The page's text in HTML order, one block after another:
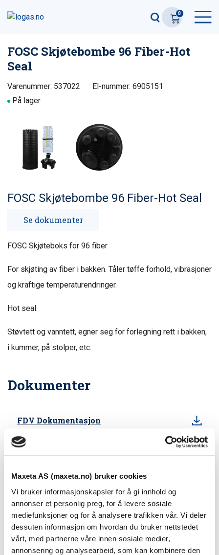
Maxeta AS (maxeta.no) bruker cookies
Vi bruker informasjonskapsler for å gi innhold og
annonser et personlig preg, for å levere sosiale
mediefunksjoner og for å analysere trafikken vår. Vi deler
dessuten informasjon om hvordan du bruker nettstedet
vårt, med partnerne våre innen sosiale medier,
annonsering og analysearbeid, som kan kombinere den
0
FOSC Skjøtebombe 96 Fiber-Hot Seal
Se dokumenter
FOSC Skjøteboks for 96 fiber
For skjøting av fiber i bakken. Tåler tøffe forhold, vibrasjoner
og kraftige temperaturendringer.
Hot seal.
Støvtett og vanntett, egner seg for forlegning rett i bakken,
i kummer, på stolper, etc.
Dokumenter
FDV Dokumentasjon
Produktark
LEGG TIL I KURV
FOSC Skjøtebombe 96 Fiber-Hot
Seal
Varenummer: 537022
El-nummer: 6905151
På lager